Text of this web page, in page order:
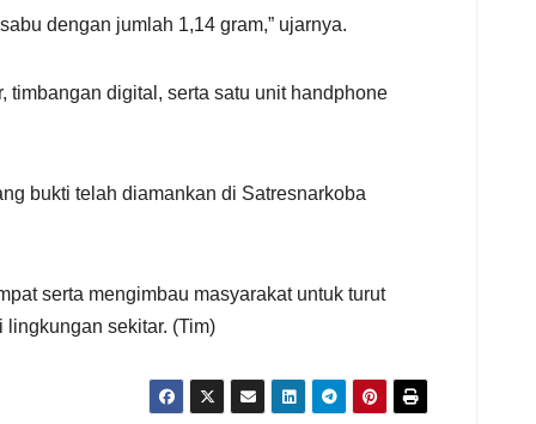
dengan jumlah 1,14 gram,” ujarnya.
timbangan digital, serta satu unit handphone
bukti telah diamankan di Satresnarkoba
serta mengimbau masyarakat untuk turut
sekitar. (Tim)